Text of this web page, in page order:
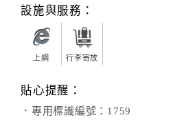
伴
商
品
設施與服務：
上網 行李寄放
貼心提醒：
．專用標識編號：1759